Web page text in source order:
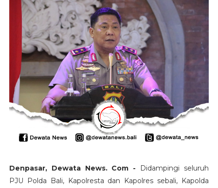
Denpasar, Dewata News. Com - Didampingi seluruh
PJU Polda Bali, Kapolresta dan Kapolres sebali, Kapolda